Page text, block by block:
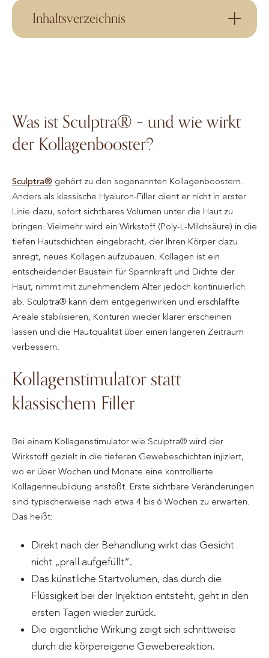
Inhaltsverzeichnis
Was ist Sculptra® – und wie wirkt
der Kollagenbooster?
Sculptra® gehört zu den sogenannten Kollagenboostern.
Anders als klassische Hyaluron-Filler dient er nicht in erster
Linie dazu, sofort sichtbares Volumen unter die Haut zu
bringen. Vielmehr wird ein Wirkstoff (Poly-L-Milchsäure) in die
tiefen Hautschichten eingebracht, der Ihren Körper dazu
anregt, neues Kollagen aufzubauen. Kollagen ist ein
entscheidender Baustein für Spannkraft und Dichte der
Haut, nimmt mit zunehmendem Alter jedoch kontinuierlich
ab. Sculptra® kann dem entgegenwirken und erschlaffte
Areale stabilisieren, Konturen wieder klarer erscheinen
lassen und die Hautqualität über einen längeren Zeitraum
verbessern.
Kollagenstimulator statt
klassischem Filler
Bei einem Kollagenstimulator wie Sculptra® wird der
Wirkstoff gezielt in die tieferen Gewebeschichten injiziert,
wo er über Wochen und Monate eine kontrollierte
Kollagenneubildung anstößt. Erste sichtbare Veränderungen
sind typischerweise nach etwa 4 bis 6 Wochen zu erwarten.
Das heißt:
Direkt nach der Behandlung wirkt das Gesicht
nicht „prall aufgefüllt“.
Das künstliche Startvolumen, das durch die
Flüssigkeit bei der Injektion entsteht, geht in den
ersten Tagen wieder zurück.
Die eigentliche Wirkung zeigt sich schrittweise
durch die körpereigene Gewebereaktion.